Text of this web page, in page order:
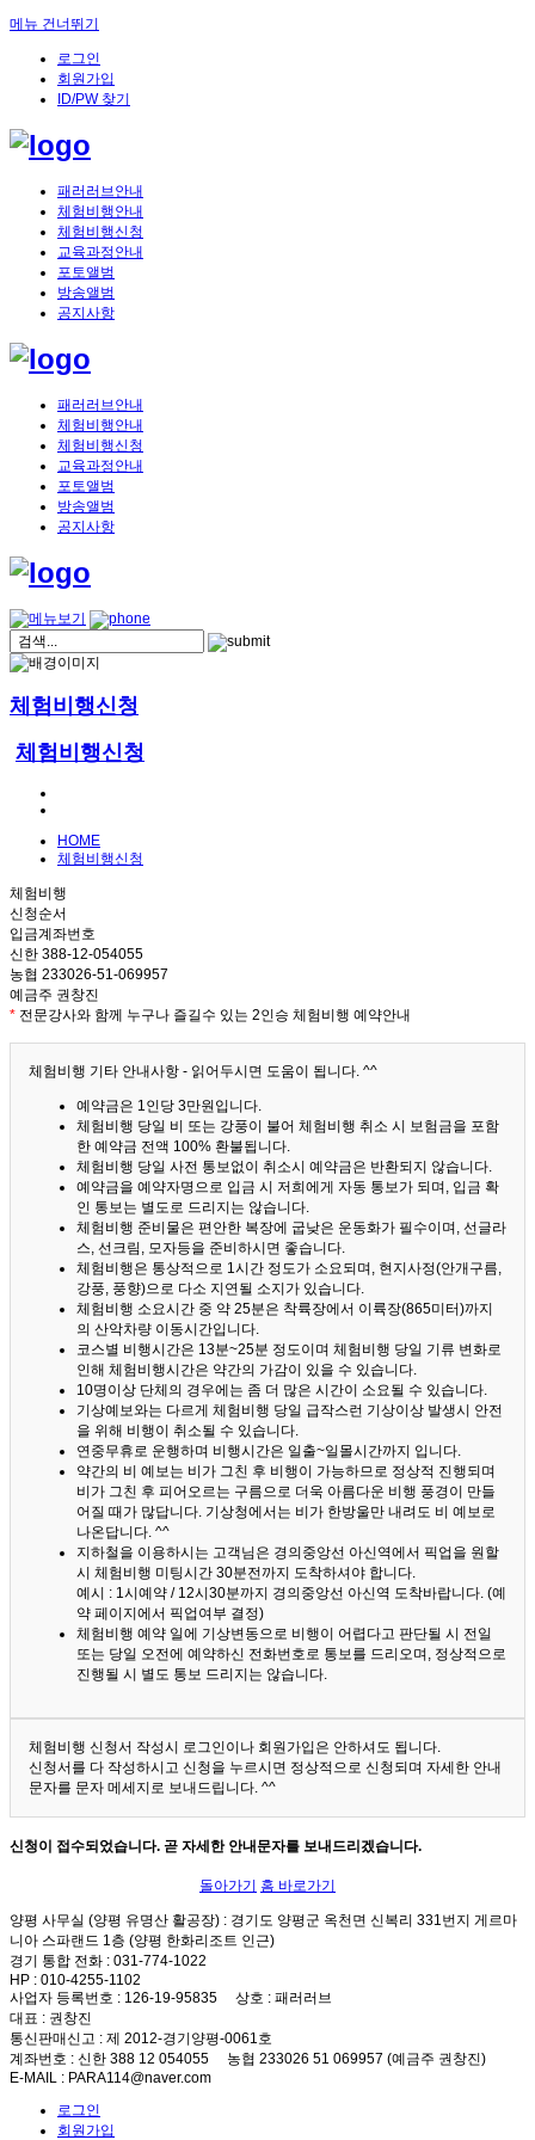
메뉴 건너뛰기
로그인
회원가입
ID/PW 찾기
패러러브안내
체험비행안내
체험비행신청
교육과정안내
포토앨범
방송앨범
공지사항
패러러브안내
체험비행안내
체험비행신청
교육과정안내
포토앨범
방송앨범
공지사항
체험비행신청
체험비행신청
HOME
체험비행신청
체험비행
신청순서
입금계좌번호
신한 388-12-054055
농협 233026-51-069957
예금주 권창진
* 전문강사와 함께 누구나 즐길수 있는 2인승 체험비행 예약안내
체험비행 기타 안내사항 - 읽어두시면 도움이 됩니다. ^^
예약금은 1인당 3만원입니다.
체험비행 당일 비 또는 강풍이 불어 체험비행 취소 시 보험금을 포함
한 예약금 전액 100% 환불됩니다.
체험비행 당일 사전 통보없이 취소시 예약금은 반환되지 않습니다.
예약금을 예약자명으로 입금 시 저희에게 자동 통보가 되며, 입금 확
인 통보는 별도로 드리지는 않습니다.
체험비행 준비물은 편안한 복장에 굽낮은 운동화가 필수이며, 선글라
스, 선크림, 모자등을 준비하시면 좋습니다.
체험비행은 통상적으로 1시간 정도가 소요되며, 현지사정(안개구름,
강풍, 풍향)으로 다소 지연될 소지가 있습니다.
체험비행 소요시간 중 약 25분은 착륙장에서 이륙장(865미터)까지
의 산악차량 이동시간입니다.
코스별 비행시간은 13분~25분 정도이며 체험비행 당일 기류 변화로
인해 체험비행시간은 약간의 가감이 있을 수 있습니다.
10명이상 단체의 경우에는 좀 더 많은 시간이 소요될 수 있습니다.
기상예보와는 다르게 체험비행 당일 급작스런 기상이상 발생시 안전
을 위해 비행이 취소될 수 있습니다.
연중무휴로 운행하며 비행시간은 일출~일몰시간까지 입니다.
약간의 비 예보는 비가 그친 후 비행이 가능하므로 정상적 진행되며
비가 그친 후 피어오르는 구름으로 더욱 아름다운 비행 풍경이 만들
어질 때가 많답니다. 기상청에서는 비가 한방울만 내려도 비 예보로
나온답니다. ^^
지하철을 이용하시는 고객님은 경의중앙선 아신역에서 픽업을 원할
시 체험비행 미팅시간 30분전까지 도착하셔야 합니다.
예시 : 1시예약 / 12시30분까지 경의중앙선 아신역 도착바랍니다. (예
약 페이지에서 픽업여부 결정)
체험비행 예약 일에 기상변동으로 비행이 어렵다고 판단될 시 전일
또는 당일 오전에 예약하신 전화번호로 통보를 드리오며, 정상적으로
진행될 시 별도 통보 드리지는 않습니다.
체험비행 신청서 작성시 로그인이나 회원가입은 안하셔도 됩니다.
신청서를 다 작성하시고 신청을 누르시면 정상적으로 신청되며 자세한 안내
문자를 문자 메세지로 보내드립니다. ^^
신청이 접수되었습니다. 곧 자세한 안내문자를 보내드리겠습니다.
돌아가기 홈 바로가기
양평 사무실 (양평 유명산 활공장) : 경기도 양평군 옥천면 신복리 331번지 게르마
니아 스파랜드 1층 (양평 한화리조트 인근)
경기 통합 전화 : 031-774-1022
HP : 010-4255-1102
사업자 등록번호 : 126-19-95835 상호 : 패러러브
대표 : 권창진
통신판매신고 : 제 2012-경기양평-0061호
계좌번호 : 신한 388 12 054055 농협 233026 51 069957 (예금주 권창진)
E-MAIL : PARA114@naver.com
로그인
회원가입